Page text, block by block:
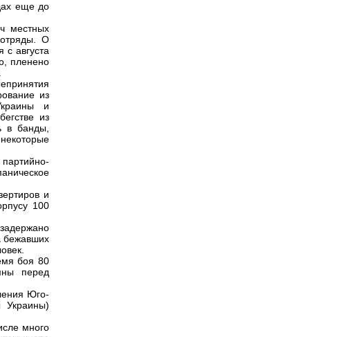
еще до
местных
О
августа
пленено
из
и
из
в банды,
и
100
бежавших
боя 80
перед
Юго-
Украины)
много